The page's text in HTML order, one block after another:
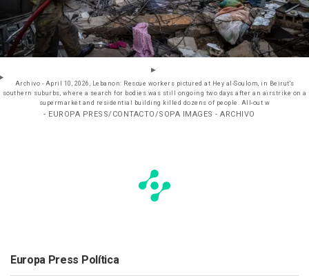
Archivo - April 10, 2026, Lebanon: Rescue workers pictured at Hey al-Soulom, in Beirut's
southern suburbs, where a search for bodies was still ongoing two days after an airstrike on a
supermarket and residential building killed dozens of people. All-out w
- EUROPA PRESS/CONTACTO/SOPA IMAGES - ARCHIVO
Europa Press Política